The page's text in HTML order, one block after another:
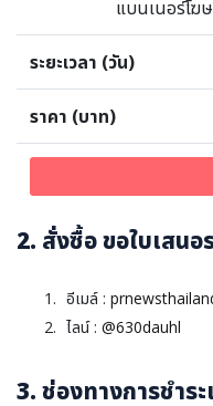
แบนเนอร์โฆ
2. สั่งซื้อ ขอใบเสนอ
อีเมล์ :
ไลน์ : @630dauhl
3. ช่องทางการชำระ